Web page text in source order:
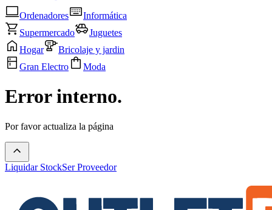
Ordenadores
Informática
Supermercado
Juguetes
Hogar
Bricolaje y jardin
Gran Electro
Moda
Error interno.
Por favor actualiza la página
Liquidar StockSer Proveedor